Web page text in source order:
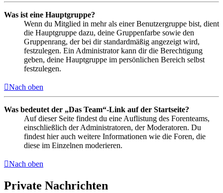
Was ist eine Hauptgruppe?
Wenn du Mitglied in mehr als einer Benutzergruppe bist, dient
die Hauptgruppe dazu, deine Gruppenfarbe sowie den
Gruppenrang, der bei dir standardmäßig angezeigt wird,
festzulegen. Ein Administrator kann dir die Berechtigung
geben, deine Hauptgruppe im persönlichen Bereich selbst
festzulegen.
Nach oben
Was bedeutet der „Das Team“-Link auf der Startseite?
Auf dieser Seite findest du eine Auflistung des Forenteams,
einschließlich der Administratoren, der Moderatoren. Du
findest hier auch weitere Informationen wie die Foren, die
diese im Einzelnen moderieren.
Nach oben
Private Nachrichten